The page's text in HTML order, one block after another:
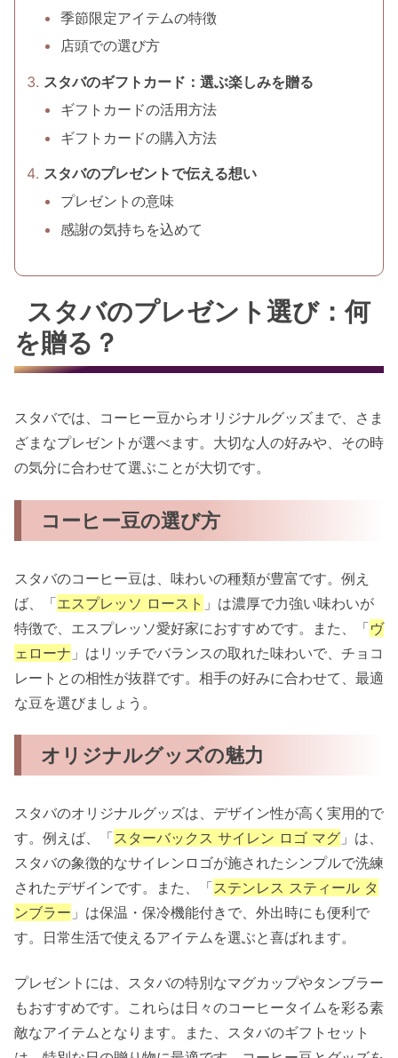
季節限定アイテムの特徴
店頭での選び方
スタバのギフトカード：選ぶ楽しみを贈る
ギフトカードの活用方法
ギフトカードの購入方法
スタバのプレゼントで伝える想い
プレゼントの意味
感謝の気持ちを込めて
スタバのプレゼント選び：何
を贈る？
スタバでは、コーヒー豆からオリジナルグッズまで、さま
ざまなプレゼントが選べます。大切な人の好みや、その時
の気分に合わせて選ぶことが大切です。
コーヒー豆の選び方
スタバのコーヒー豆は、味わいの種類が豊富です。例え
ば、「エスプレッソ ロースト 」は濃厚で力強い味わいが
特徴で、エスプレッソ愛好家におすすめです。また、「ヴ
ェローナ 」はリッチでバランスの取れた味わいで、チョコ
レートとの相性が抜群です。相手の好みに合わせて、最適
な豆を選びましょう。
オリジナルグッズの魅力
スタバのオリジナルグッズは、デザイン性が高く実用的で
す。例えば、「スターバックス サイレン ロゴ マグ 」は、
スタバの象徴的なサイレンロゴが施されたシンプルで洗練
されたデザインです。また、「ステンレス スティール タ
ンブラー 」は保温・保冷機能付きで、外出時にも便利で
す。日常生活で使えるアイテムを選ぶと喜ばれます。
プレゼントには、スタバの特別なマグカップやタンブラー
もおすすめです。これらは日々のコーヒータイムを彩る素
敵なアイテムとなります。また、スタバのギフトセット